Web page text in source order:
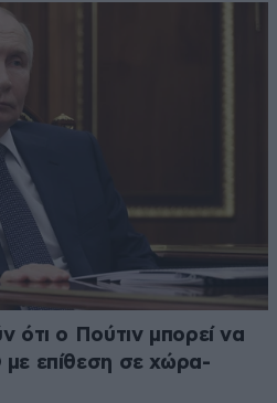
ότι ο Πούτιν μπορεί να
επίθεση σε χώρα-